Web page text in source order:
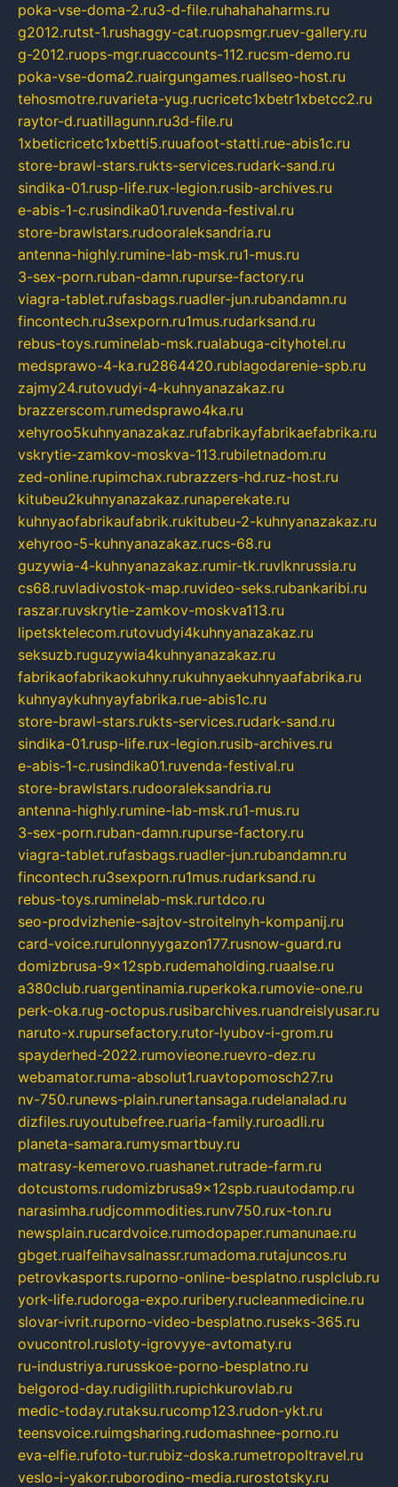
poka-vse-doma-2.ru3-d-file.ruhahahaharms.ru
g2012.rutst-1.rushaggy-cat.ruopsmgr.ruev-gallery.ru
g-2012.ruops-mgr.ruaccounts-112.rucsm-demo.ru
poka-vse-doma2.ruairgungames.ruallseo-host.ru
tehosmotre.ruvarieta-yug.rucricetc1xbetr1xbetcc2.ru
raytor-d.ruatillagunn.ru3d-file.ru
1xbeticricetc1xbetti5.ruuafoot-statti.rue-abis1c.ru
store-brawl-stars.rukts-services.rudark-sand.ru
sindika-01.rusp-life.rux-legion.rusib-archives.ru
e-abis-1-c.rusindika01.ruvenda-festival.ru
store-brawlstars.rudooraleksandria.ru
antenna-highly.rumine-lab-msk.ru1-mus.ru
3-sex-porn.ruban-damn.rupurse-factory.ru
viagra-tablet.rufasbags.ruadler-jun.rubandamn.ru
fincontech.ru3sexporn.ru1mus.rudarksand.ru
rebus-toys.ruminelab-msk.rualabuga-cityhotel.ru
medsprawo-4-ka.ru2864420.rublagodarenie-spb.ru
zajmy24.rutovudyi-4-kuhnyanazakaz.ru
brazzerscom.rumedsprawo4ka.ru
xehyroo5kuhnyanazakaz.rufabrikayfabrikaefabrika.ru
vskrytie-zamkov-moskva-113.rubiletnadom.ru
zed-online.rupimchax.rubrazzers-hd.ruz-host.ru
kitubeu2kuhnyanazakaz.runaperekate.ru
kuhnyaofabrikaufabrik.rukitubeu-2-kuhnyanazakaz.ru
xehyroo-5-kuhnyanazakaz.rucs-68.ru
guzywia-4-kuhnyanazakaz.rumir-tk.ruvlknrussia.ru
cs68.ruvladivostok-map.ruvideo-seks.rubankaribi.ru
raszar.ruvskrytie-zamkov-moskva113.ru
lipetsktelecom.rutovudyi4kuhnyanazakaz.ru
seksuzb.ruguzywia4kuhnyanazakaz.ru
fabrikaofabrikaokuhny.rukuhnyaekuhnyaafabrika.ru
kuhnyaykuhnyayfabrika.rue-abis1c.ru
store-brawl-stars.rukts-services.rudark-sand.ru
sindika-01.rusp-life.rux-legion.rusib-archives.ru
e-abis-1-c.rusindika01.ruvenda-festival.ru
store-brawlstars.rudooraleksandria.ru
antenna-highly.rumine-lab-msk.ru1-mus.ru
3-sex-porn.ruban-damn.rupurse-factory.ru
viagra-tablet.rufasbags.ruadler-jun.rubandamn.ru
fincontech.ru3sexporn.ru1mus.rudarksand.ru
rebus-toys.ruminelab-msk.rurtdco.ru
seo-prodvizhenie-sajtov-stroitelnyh-kompanij.ru
card-voice.rurulonnyygazon177.rusnow-guard.ru
domizbrusa-9x12spb.rudemaholding.ruaalse.ru
a380club.ruargentinamia.ruperkoka.rumovie-one.ru
perk-oka.rug-octopus.rusibarchives.ruandreislyusar.ru
naruto-x.rupursefactory.rutor-lyubov-i-grom.ru
spayderhed-2022.rumovieone.ruevro-dez.ru
webamator.ruma-absolut1.ruavtopomosch27.ru
nv-750.runews-plain.runertansaga.rudelanalad.ru
dizfiles.ruyoutubefree.ruaria-family.ruroadli.ru
planeta-samara.rumysmartbuy.ru
matrasy-kemerovo.ruashanet.rutrade-farm.ru
dotcustoms.rudomizbrusa9x12spb.ruautodamp.ru
narasimha.rudjcommodities.runv750.rux-ton.ru
newsplain.rucardvoice.rumodopaper.rumanunae.ru
gbget.rualfeihavsalnassr.rumadoma.rutajuncos.ru
petrovkasports.ruporno-online-besplatno.rusplclub.ru
york-life.rudoroga-expo.ruribery.rucleanmedicine.ru
slovar-ivrit.ruporno-video-besplatno.ruseks-365.ru
ovucontrol.rusloty-igrovyye-avtomaty.ru
ru-industriya.rurusskoe-porno-besplatno.ru
belgorod-day.rudigilith.rupichkurovlab.ru
medic-today.rutaksu.rucomp123.rudon-ykt.ru
teensvoice.ruimgsharing.rudomashnee-porno.ru
eva-elfie.rufoto-tur.rubiz-doska.rumetropoltravel.ru
veslo-i-yakor.ruborodino-media.rurostotsky.ru